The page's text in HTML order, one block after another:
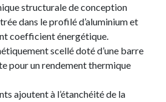
structurale de conception
dans le profilé d’aluminium et
coefficient énergétique.
scellé doté d’une barre
pour un rendement thermique
ajoutent à l’étanchéité de la